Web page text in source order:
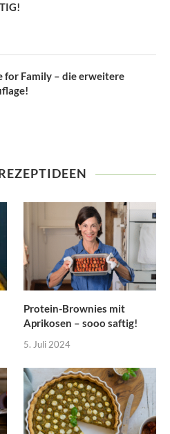
for Family – die erweitere
Protein-Brownies mit
Aprikosen – sooo saftig!
5. Juli 2024